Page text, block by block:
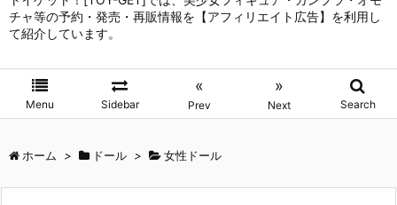
チャ等の予約・発売・再販情報を【アフィリエイト広告】を利用し
て紹介しています。
Menu Sidebar
«
Prev
»
Next Search
ホーム > ドール > 女性ドール